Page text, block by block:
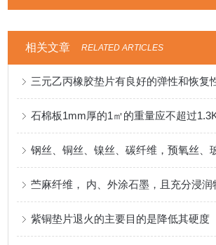
相关文章 RELATED ARTICLES
三元乙丙橡胶垫片有良好的弹性和恢复
石棉板1mm厚的1㎡的重量应不超过
紫铜垫片退火的主要目的是降低其硬度